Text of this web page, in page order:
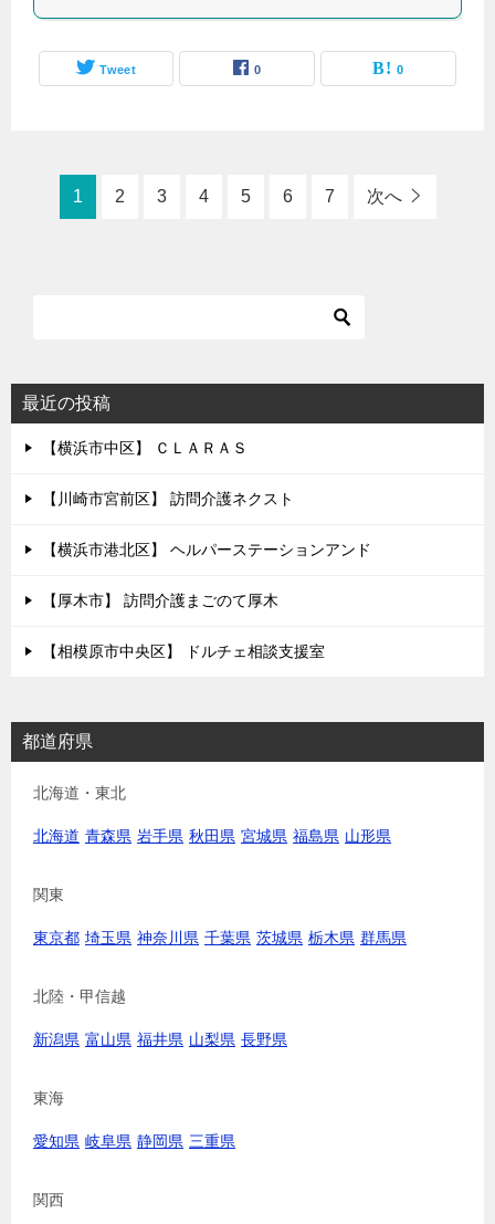
Tweet 0 0
1 2 3 4 5 6 7 次へ
最近の投稿
【横浜市中区】 ＣＬＡＲＡＳ
【川崎市宮前区】 訪問介護ネクスト
【横浜市港北区】 ヘルパーステーションアンド
【厚木市】 訪問介護まごのて厚木
【相模原市中央区】 ドルチェ相談支援室
都道府県
北海道・東北
北海道 青森県 岩手県 秋田県 宮城県 福島県 山形県
関東
東京都 埼玉県 神奈川県 千葉県 茨城県 栃木県 群馬県
北陸・甲信越
新潟県 富山県 福井県 山梨県 長野県
東海
愛知県 岐阜県 静岡県 三重県
関西